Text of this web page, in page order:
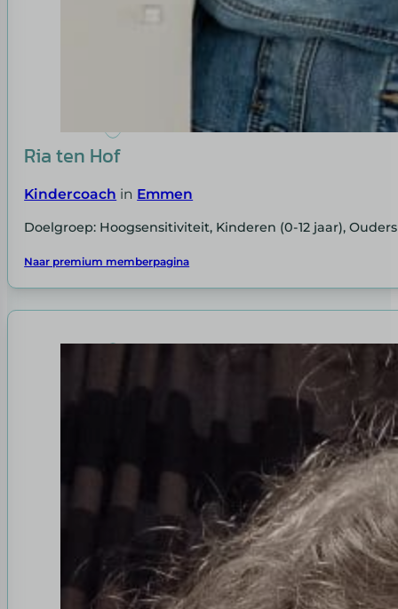
Ria ten Hof
Kindercoach in Emmen
Doelgroep: Hoogsensitiviteit, Kinderen (0-12 jaar), Ouders
Naar premium memberpagina